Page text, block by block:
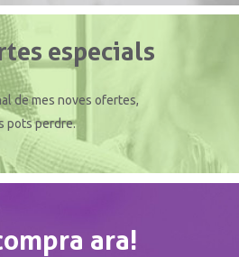
especials
de mes noves ofertes,
pots perdre.
ara!